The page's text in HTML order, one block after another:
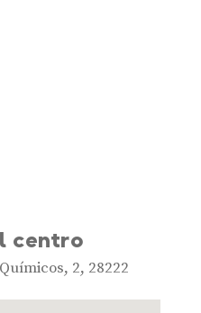
centro
2, 28222
de audífonos
para la sordera
baratos